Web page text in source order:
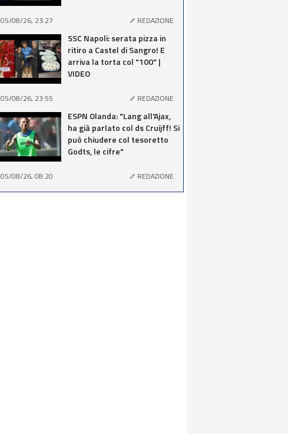
05/08/26, 23:27 REDAZIONE
SSC Napoli: serata pizza in
ritiro a Castel di Sangro! E
arriva la torta col "100" |
VIDEO
05/08/26, 23:55 REDAZIONE
ESPN Olanda: "Lang all'Ajax,
ha già parlato col ds Cruijff! Si
può chiudere col tesoretto
Godts, le cifre"
05/08/26, 08:20 REDAZIONE